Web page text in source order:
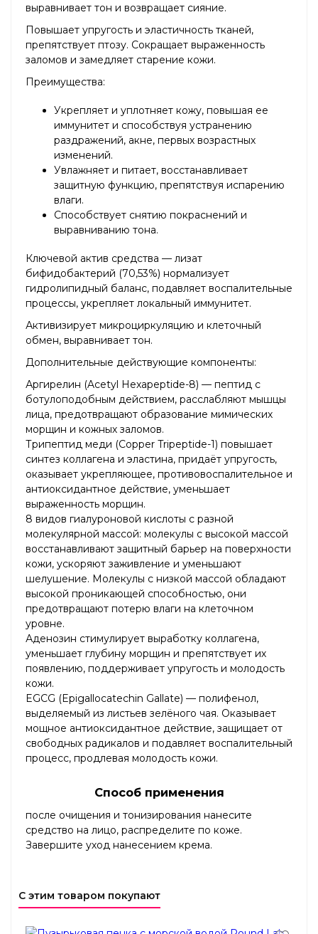
выравнивает тон и возвращает сияние.
Повышает упругость и эластичность тканей,
препятствует птозу. Сокращает выраженность
заломов и замедляет старение кожи.
Преимущества:
Укрепляет и уплотняет кожу, повышая ее
иммунитет и способствуя устранению
раздражений, акне, первых возрастных
изменений.
Увлажняет и питает, восстанавливает
защитную функцию, препятствуя испарению
влаги.
Способствует снятию покраснений и
выравниванию тона.
Ключевой актив средства — лизат
бифидобактерий (70,53%) нормализует
гидролипидный баланс, подавляет воспалительные
процессы, укрепляет локальный иммунитет.
Активизирует микроциркуляцию и клеточный
обмен, выравнивает тон.
Дополнительные действующие компоненты:
Аргирелин (Acetyl Hexapeptide-8) — пептид с
ботулоподобным действием, расслабляют мышцы
лица, предотвращают образование мимических
морщин и кожных заломов.
Трипептид меди (Copper Tripeptide-1) повышает
синтез коллагена и эластина, придаёт упругость,
оказывает укрепляющее, противовоспалительное и
антиоксидантное действие, уменьшает
выраженность морщин.
8 видов гиалуроновой кислоты с разной
молекулярной массой: молекулы с высокой массой
восстанавливают защитный барьер на поверхности
кожи, ускоряют заживление и уменьшают
шелушение. Молекулы с низкой массой обладают
высокой проникающей способностью, они
предотвращают потерю влаги на клеточном
уровне.
Аденозин стимулирует выработку коллагена,
уменьшает глубину морщин и препятствует их
появлению, поддерживает упругость и молодость
кожи.
EGCG (Epigallocatechin Gallate) — полифенол,
выделяемый из листьев зелёного чая. Оказывает
мощное антиоксидантное действие, защищает от
свободных радикалов и подавляет воспалительный
процесс, продлевая молодость кожи.
Способ применения
после очищения и тонизирования нанесите
средство на лицо, распределите по коже.
Завершите уход нанесением крема.
С этим товаром покупают